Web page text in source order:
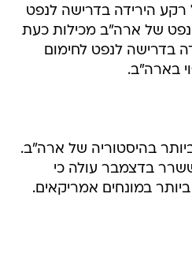
הירידה בדרישה לנפט
הנפט של ארה"ב מכילות כעת
בדרישה לנפט לחימום
בארה"ב.
בהיסטוריה של ארה"ב.
בדצמבר עולה כי
במונחים אמריקאים.